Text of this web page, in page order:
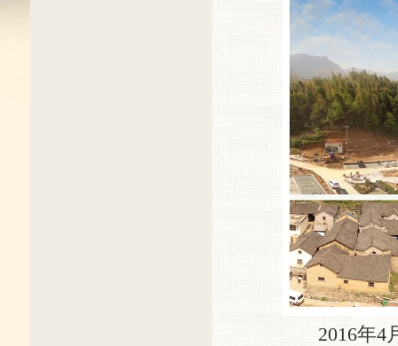
2016年4月